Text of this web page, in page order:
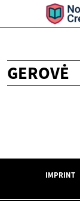
GEROVĖ
IMPRINT